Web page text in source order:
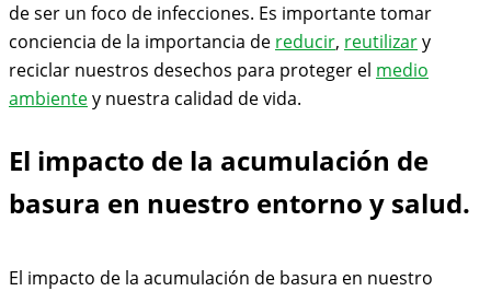
de ser un foco de infecciones. Es importante tomar
conciencia de la importancia de reducir, reutilizary
reciclar nuestros desechos para proteger el medio
ambientey nuestra calidad de vida.
El impacto de la acumulación de
basura en nuestro entorno y salud.
El impacto de la acumulación de basura en nuestro